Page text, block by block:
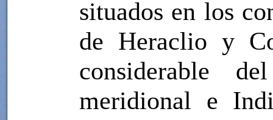
situados en los
de Heraclio y
considerable
meridional e